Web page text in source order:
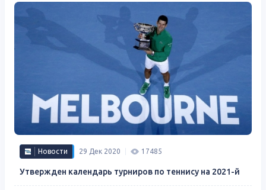
Новости 29 Дек 2020 17485
Утвержден календарь турниров по теннису на 2021-й